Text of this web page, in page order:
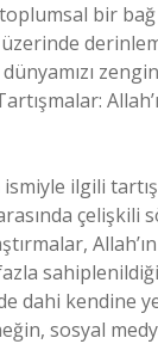
bir bağ
üzerinde
ismiyle ilgili
çelişkili
dahi kendine
sosyal